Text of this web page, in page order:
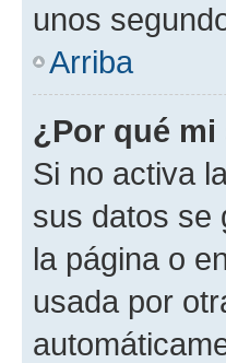
unos
Arriba
¿Por qué
Si no activa
sus datos se
la página o
usada por